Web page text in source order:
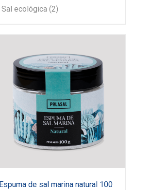
Sal ecológica (2)
Espuma de sal marina natural 100